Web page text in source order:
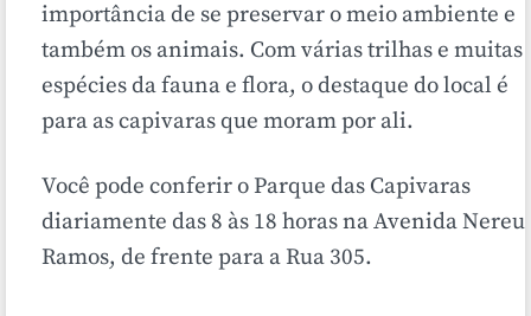
importância de se preservar o meio ambiente e
também os animais. Com várias trilhas e muitas
espécies da fauna e flora, o destaque do local é
para as capivaras que moram por ali.
Você pode conferir o Parque das Capivaras
diariamente das 8 às 18 horas na Avenida Nereu
Ramos, de frente para a Rua 305.